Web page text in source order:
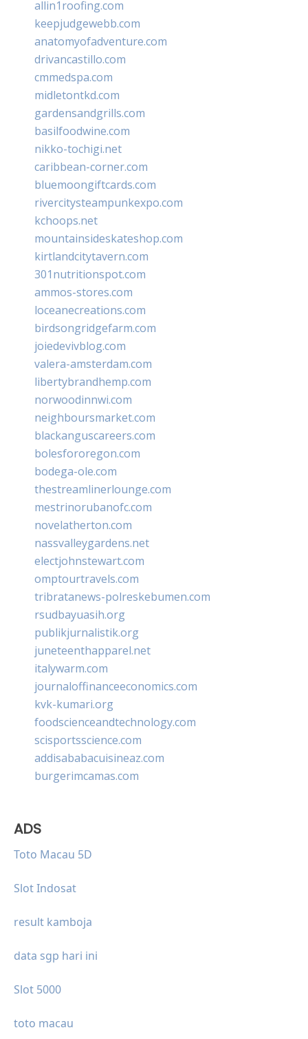
allin1roofing.com
keepjudgewebb.com
anatomyofadventure.com
drivancastillo.com
cmmedspa.com
midletontkd.com
gardensandgrills.com
basilfoodwine.com
nikko-tochigi.net
caribbean-corner.com
bluemoongiftcards.com
rivercitysteampunkexpo.com
kchoops.net
mountainsideskateshop.com
kirtlandcitytavern.com
301nutritionspot.com
ammos-stores.com
loceanecreations.com
birdsongridgefarm.com
joiedevivblog.com
valera-amsterdam.com
libertybrandhemp.com
norwoodinnwi.com
neighboursmarket.com
blackanguscareers.com
bolesfororegon.com
bodega-ole.com
thestreamlinerlounge.com
mestrinorubanofc.com
novelatherton.com
nassvalleygardens.net
electjohnstewart.com
omptourtravels.com
tribratanews-polreskebumen.com
rsudbayuasih.org
publikjurnalistik.org
juneteenthapparel.net
italywarm.com
journaloffinanceeconomics.com
kvk-kumari.org
foodscienceandtechnology.com
scisportsscience.com
addisababacuisineaz.com
burgerimcamas.com
ADS
Toto Macau 5D
Slot Indosat
result kamboja
data sgp hari ini
Slot 5000
toto macau